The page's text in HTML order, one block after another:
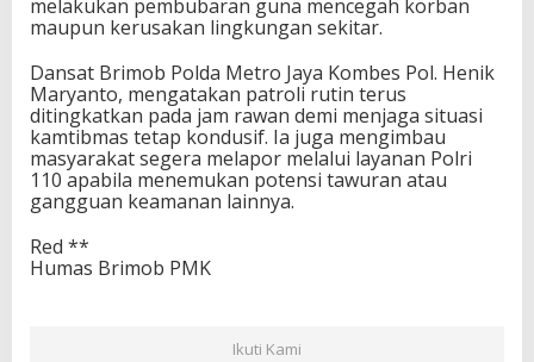
melakukan pembubaran guna mencegah korban
maupun kerusakan lingkungan sekitar.
Dansat Brimob Polda Metro Jaya Kombes Pol. Henik
Maryanto, mengatakan patroli rutin terus
ditingkatkan pada jam rawan demi menjaga situasi
kamtibmas tetap kondusif. Ia juga mengimbau
masyarakat segera melapor melalui layanan Polri
110 apabila menemukan potensi tawuran atau
gangguan keamanan lainnya.
Red **
Humas Brimob PMK
Ikuti Kami